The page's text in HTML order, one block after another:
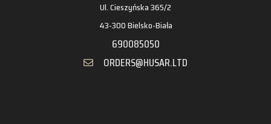
Ul. Cieszyńska 365/2
43-300 Bielsko-Biała
690085050
ORDERS@HUSAR.LTD